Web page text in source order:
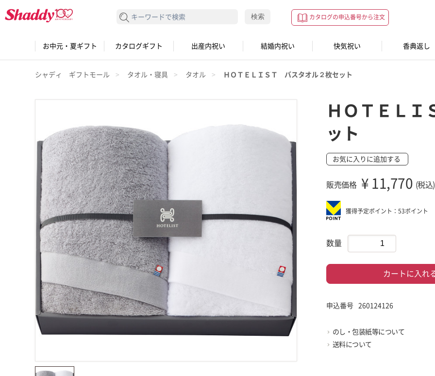
カタログの申込番号から注文
検索する 検索
お中元・夏ギフト カタログギフト 出産内祝い 結婚内祝い 快気祝い 香典返し
シャディ ギフトモール タオル・寝具 タオル ＨＯＴＥＬＩＳＴ バスタオル２枚セット
ＨＯＴＥＬ
ット
お気に入りに追加する
販売価格 ¥ 11,770 (税込)
獲得予定ポイント：53ポイント
数量
カートに入れ
申込番号 260124126
のし・包装紙等について
送料について